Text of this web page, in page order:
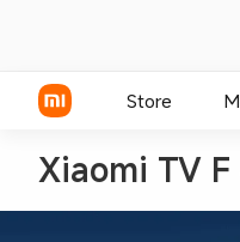
Store
Xiaomi TV